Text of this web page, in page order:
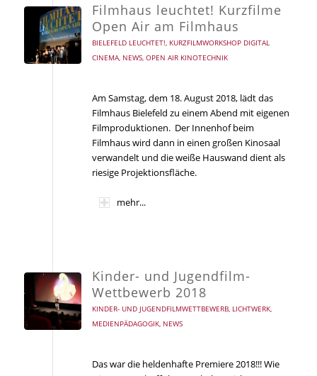
Filmhaus leuchtet! Kurzfilme
Open Air am Filmhaus
BIELEFELD LEUCHTET!, KURZFILMWORKSHOP DIGITAL
CINEMA, NEWS, OPEN AIR KINOTECHNIK
Am Samstag, dem 18. August 2018, lädt das
Filmhaus Bielefeld zu einem Abend mit eigenen
Filmproduktionen. Der Innenhof beim
Filmhaus wird dann in einen großen Kinosaal
verwandelt und die weiße Hauswand dient als
riesige Projektionsfläche.
mehr...
Kinder- und Jugendfilm-
Wettbewerb 2018
KINDER- UND JUGENDFILMWETTBEWERB, LICHTWERK,
MEDIENPÄDAGOGIK, NEWS
Das war die heldenhafte Premiere 2018!!! Wie